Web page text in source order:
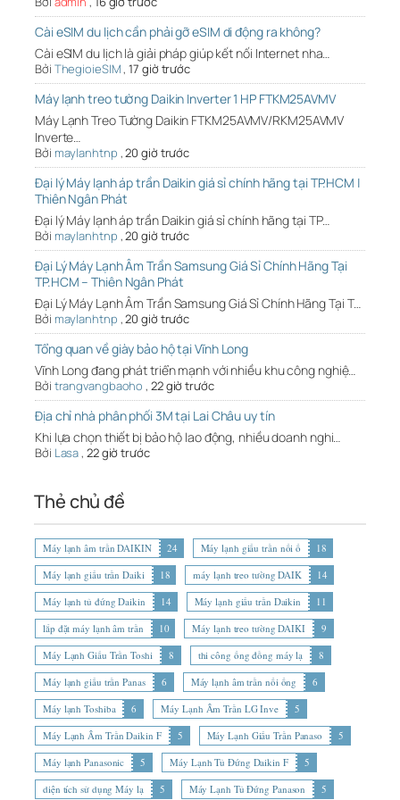
Cài eSIM du lịch cần phải gỡ eSIM di động ra không?
Cài eSIM du lịch là giải pháp giúp kết nối Internet nha…
Bởi ThegioieSIM,17 giờ trước
Máy lạnh treo tường Daikin Inverter 1 HP FTKM25AVMV
Máy Lạnh Treo Tường Daikin FTKM25AVMV/RKM25AVMV
Inverte…
Bởi maylanhtnp ,20 giờ trước
Đại lý Máy lạnh áp trần Daikin giá sỉ chính hãng tại TP.HCM |
Thiên Ngân Phát
Đại lý Máy lạnh áp trần Daikin giá sỉ chính hãng tại TP…
Bởi maylanhtnp ,20 giờ trước
Đại Lý Máy Lạnh Âm Trần Samsung Giá Sỉ Chính Hãng Tại
TP.HCM – Thiên Ngân Phát
Đại Lý Máy Lạnh Âm Trần Samsung Giá Sỉ Chính Hãng Tại T…
Bởi maylanhtnp ,20 giờ trước
Tổng quan về giày bảo hộ tại Vĩnh Long
Vĩnh Long đang phát triển mạnh với nhiều khu công nghiệ…
Bởi trangvangbaoho , 22 giờ trước
Địa chỉ nhà phân phối 3M tại Lai Châu uy tín
Khi lựa chọn thiết bị bảo hộ lao động, nhiều doanh nghi…
Bởi Lasa, 22 giờ trước
Thẻ chủ đề
Máy lạnh âm trần DAIKIN 24 Máy lạnh giấu trần nối ố
18
Máy lạnh giấu trần Daiki
18 máy lạnh treo tường DAIK
14
Máy lạnh tủ đứng Daikin
14 Máy lạnh giấu trần Daikin
11
lắp đặt máy lạnh âm trần
10 Máy lạnh treo tường DAIKI
9
Máy Lạnh Giấu Trần Toshi
8 thi công ống đồng máy lạ
8
Máy lạnh giấu trần Panas
6 Máy lạnh âm trần nối ống
6
Máy lạnh Toshiba
6 Máy Lạnh Âm Trần LG Inve
5
Máy Lạnh Âm Trần Daikin F
5 Máy Lạnh Giấu Trần Panaso
5
Máy lạnh Panasonic
5 Máy Lạnh Tủ Đứng Daikin F
5
diện tích sử dụng Máy lạ
5 Máy Lạnh Tủ Đứng Panason 5